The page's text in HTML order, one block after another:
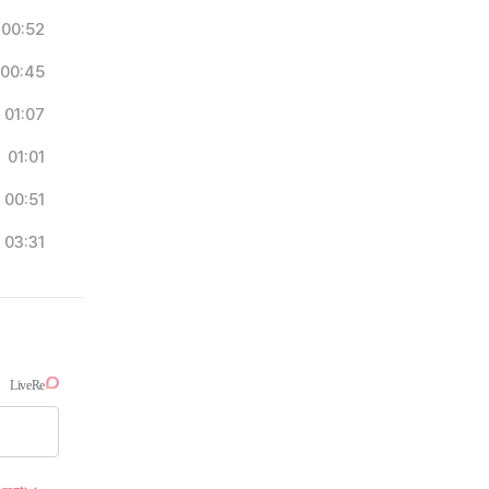
00:52
00:45
01:07
01:01
00:51
03:31